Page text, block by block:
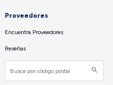
Proveedores
Encuentra Proveedores
Reseñas